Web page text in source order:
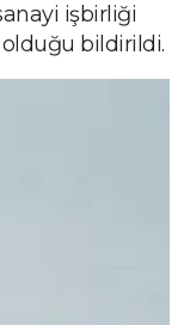
işbirliği
bildirildi.